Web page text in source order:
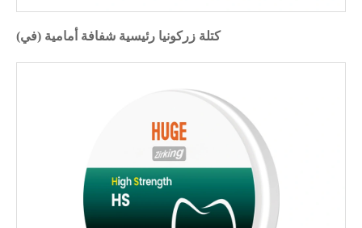
كتلة زركونيا رئيسية شفافة أمامية (في)